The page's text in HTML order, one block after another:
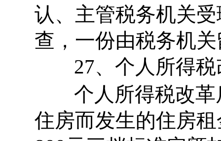
认、主管税务机关
查，一份由税务机
27、个人所得税
个人所得税改革
住房而发生的住房